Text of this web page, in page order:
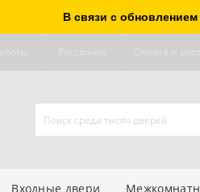
В связи с обновлением
Входные двери